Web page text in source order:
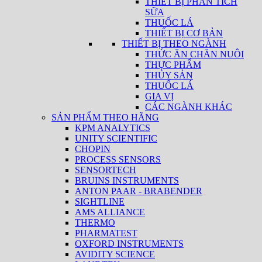
SỮA
THUỐC LÁ
THIẾT BỊ CƠ BẢN
THIẾT BỊ THEO NGÀNH
THỨC ĂN CHĂN NUÔI
THỰC PHẨM
THỦY SẢN
THUỐC LÁ
GIA VỊ
CÁC NGÀNH KHÁC
SẢN PHẨM THEO HÃNG
KPM ANALYTICS
UNITY SCIENTIFIC
CHOPIN
PROCESS SENSORS
SENSORTECH
BRUINS INSTRUMENTS
ANTON PAAR - BRABENDER
SIGHTLINE
AMS ALLIANCE
THERMO
PHARMATEST
OXFORD INSTRUMENTS
AVIDITY SCIENCE